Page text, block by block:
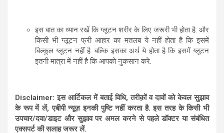
इस बात का ध्यान रखें कि ग्लूटन शरीर के लिए जरूरी भी होता है. और
किसी भी ग्लूटन फ्री आहार का मतलब ये नहीं होता है कि इसमें
बिल्कुल ग्लूटन नहीं है. बल्कि इसका अर्थ ये होता है कि इसमें ग्लूटन
इतनी मात्रा में नहीं है कि आपको नुकसान करे.
Disclaimer: इस आर्टिकल में बताई विधि, तरीक़ों व दावों को केवल सुझाव
के रूप में लें, एबीपी न्यूज़ इनकी पुष्टि नहीं करता है. इस तरह के किसी भी
उपचार/दवा/डाइट और सुझाव पर अमल करने से पहले डॉक्टर या संबंधित
एक्सपर्ट की सलाह जरूर लें.